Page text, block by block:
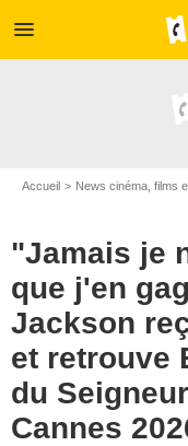
menu
Accueil News cinéma, films
"Jamais je
que j'en
Jackson
et retrouve
du
Cannes